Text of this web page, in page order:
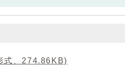
式、274.86KB)